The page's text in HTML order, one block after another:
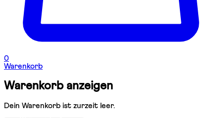
0
Warenkorb
Warenkorb anzeigen
Dein Warenkorb ist zurzeit leer.